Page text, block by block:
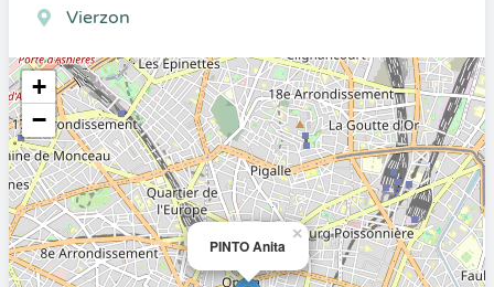
Vierzon
PINTO Anita
×
+
−